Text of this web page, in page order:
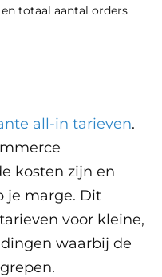
totaal aantal orders
all-in tarieven.
kosten zijn en
je marge. Dit
voor kleine,
waarbij de